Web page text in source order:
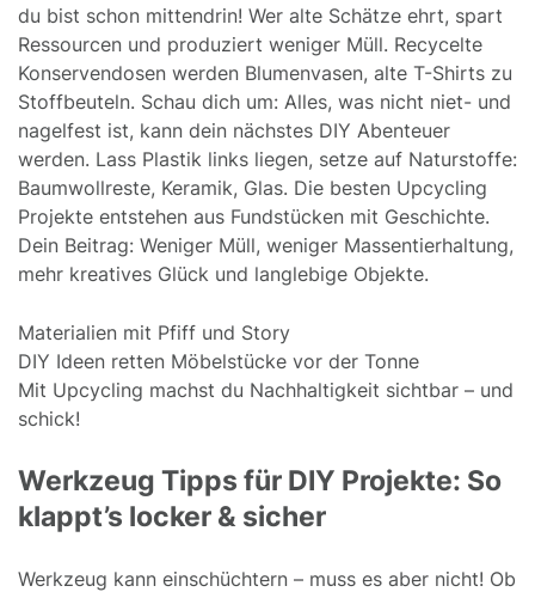
du bist schon mittendrin! Wer alte Schätze ehrt, spart
Ressourcen und produziert weniger Müll. Recycelte
Konservendosen werden Blumenvasen, alte T-Shirts zu
Stoffbeuteln. Schau dich um: Alles, was nicht niet- und
nagelfest ist, kann dein nächstes DIY Abenteuer
werden. Lass Plastik links liegen, setze auf Naturstoffe:
Baumwollreste, Keramik, Glas. Die besten Upcycling
Projekte entstehen aus Fundstücken mit Geschichte.
Dein Beitrag: Weniger Müll, weniger Massentierhaltung,
mehr kreatives Glück und langlebige Objekte.
Materialien mit Pfiff und Story
DIY Ideen retten Möbelstücke vor der Tonne
Mit Upcycling machst du Nachhaltigkeit sichtbar – und
schick!
Werkzeug Tipps für DIY Projekte: So
klappt’s locker & sicher
Werkzeug kann einschüchtern – muss es aber nicht! Ob